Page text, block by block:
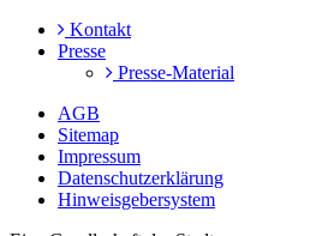
Kontakt
Presse
Presse-Material
AGB
Sitemap
Impressum
Datenschutzerklärung
Hinweisgebersystem